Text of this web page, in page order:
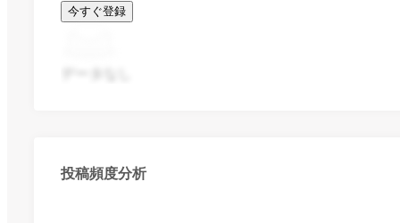
今すぐ登録
投稿頻度分析